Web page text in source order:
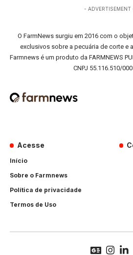
- ADVERTISEMENT
O FarmNews surgiu em 2016 com o
exclusivos sobre a pecuária de corte e
Farmnews é um produto da FARMNEWS
CNPJ 55.116.510/
Acesse
Início
Sobre o Farmnews
Política de privacidade
Termos de Uso